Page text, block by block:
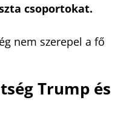
csoportokat.
nem szerepel a fő
Trump és